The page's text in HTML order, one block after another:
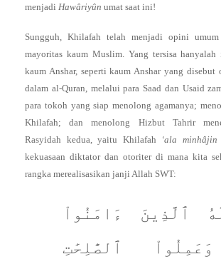
menjadi Hawâriyûn umat saat ini!
Sungguh, Khilafah telah menjadi opini umum
mayoritas kaum Muslim. Yang tersisa
kaum Anshar, seperti kaum Anshar yang
dalam al-Quran, melalui para Saad dan Usaid
para tokoh yang siap menolong agamanya;
Khilafah; dan menolong Hizbut Tahrir
Rasyidah kedua, yaitu Khilafah
‘ala minhâjin
kekuasaan diktator dan otoriter di mana kita
rangka merealisasikan janji Allah SWT:
ٱلَّذِينَ ءَامَنُواْ
ٱلصَّٰلِحَٰتِ